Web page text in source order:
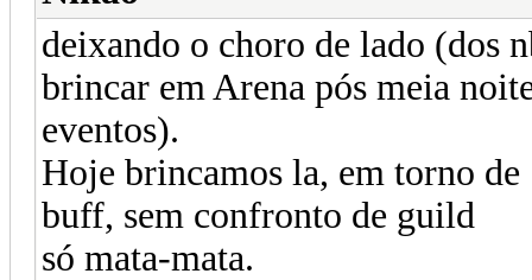
deixando o choro de lado (dos
brincar em Arena pós meia
eventos).
Hoje brincamos la, em torno
buff, sem confronto de guild
só mata-mata.